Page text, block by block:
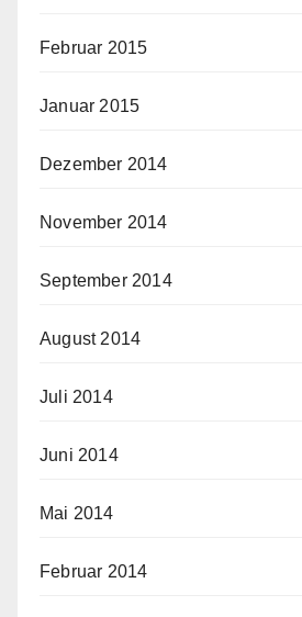
Februar 2015
Januar 2015
Dezember 2014
November 2014
September 2014
August 2014
Juli 2014
Juni 2014
Mai 2014
Februar 2014